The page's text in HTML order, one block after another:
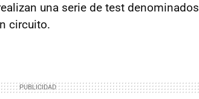
una serie de test denominados
circuito.